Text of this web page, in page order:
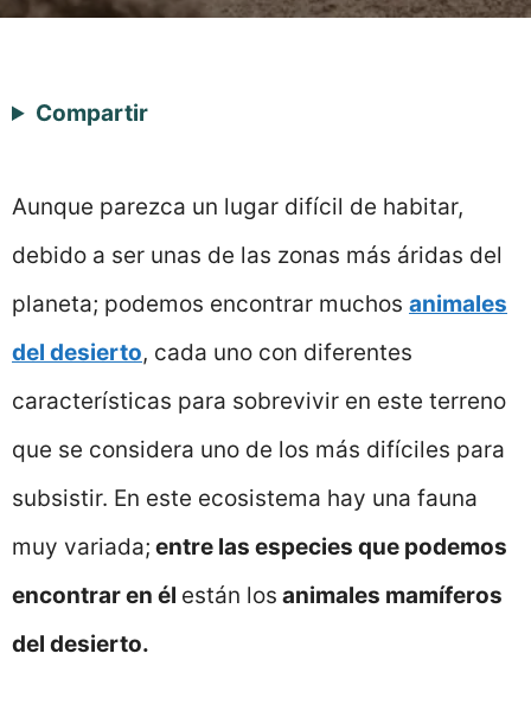
Compartir
Aunque parezca un lugar difícil de habitar,
debido a ser unas de las zonas más áridas del
planeta; podemos encontrar muchos animales
del desierto, cada uno con diferentes
características para sobrevivir en este terreno
que se considera uno de los más difíciles para
subsistir. En este ecosistema hay una fauna
muy variada; entre las especies que podemos
encontrar en él están los animales mamíferos
del desierto.